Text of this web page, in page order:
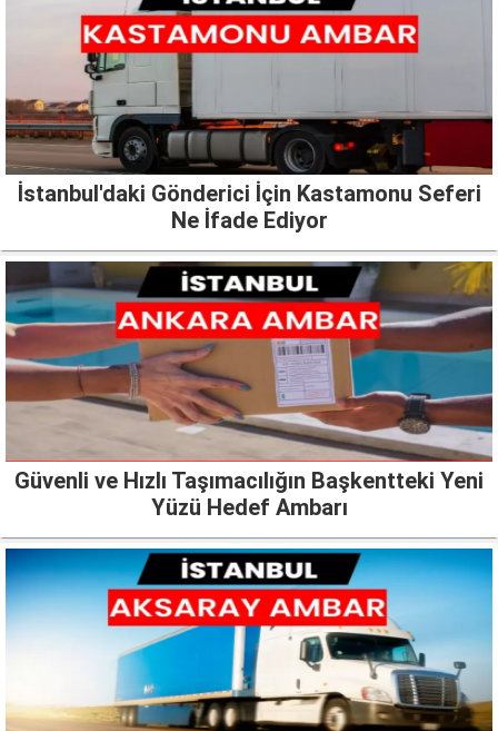
İstanbul'daki Gönderici İçin Kastamonu Seferi
Ne İfade Ediyor
Güvenli ve Hızlı Taşımacılığın Başkentteki Yeni
Yüzü Hedef Ambarı